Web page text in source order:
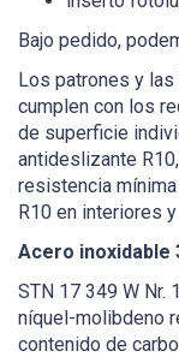
Bajo pedido,
Los patrones y
cumplen con los
de superficie
antideslizante
resistencia
R10 en interiores
Acero inoxidable
STN 17 349 W Nr.
níquel-molibdeno
contenido de